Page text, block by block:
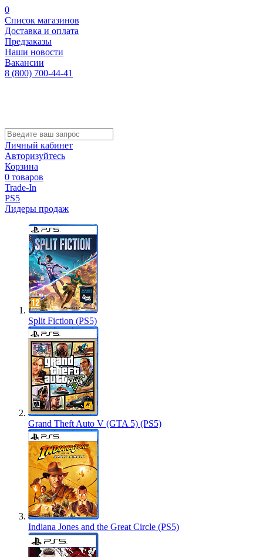
0
Список магазинов
Доставка и оплата
Предзаказы
Наши новости
Вакансии
8 (800) 700-44-41
Личный кабинет
Авторизуйтесь
Корзина
0 товаров
Trade-In
PS5
Лидеры продаж
Split Fiction (PS5)
Grand Theft Auto V (GTA 5) (PS5)
Indiana Jones and the Great Circle (PS5)